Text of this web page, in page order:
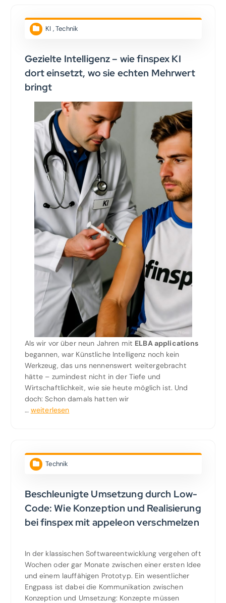
KI ,Technik
Gezielte Intelligenz – wie finspex KI
dort einsetzt, wo sie echten Mehrwert
bringt
Als wir vor über neun Jahren mit ELBA applications
begannen, war Künstliche Intelligenz noch kein
Werkzeug, das uns nennenswert weitergebracht
hätte – zumindest nicht in der Tiefe und
Wirtschaftlichkeit, wie sie heute möglich ist. Und
doch: Schon damals hatten wir
… weiterlesen
Technik
Beschleunigte Umsetzung durch Low-
Code: Wie Konzeption und Realisierung
bei finspex mit appeleon verschmelzen
In der klassischen Softwareentwicklung vergehen oft
Wochen oder gar Monate zwischen einer ersten Idee
und einem lauffähigen Prototyp. Ein wesentlicher
Engpass ist dabei die Kommunikation zwischen
Konzeption und Umsetzung: Konzepte müssen